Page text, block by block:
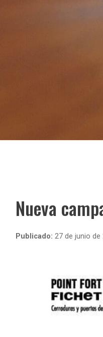
Nueva
Publicado: 27 de junio de